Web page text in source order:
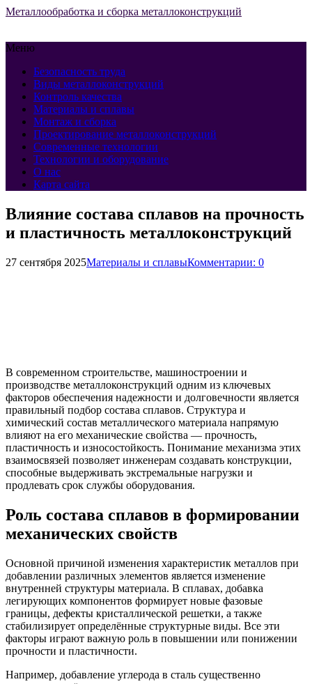
Металлообработка и сборка металлоконструкций
Меню
Безопасность труда
Виды металлоконструкций
Контроль качества
Материалы и сплавы
Монтаж и сборка
Проектирование металлоконструкций
Современные технологии
Технологии и оборудование
О нас
Карта сайта
Влияние состава сплавов на прочность
и пластичность металлоконструкций
27 сентября 2025Материалы и сплавыКомментарии: 0
В современном строительстве, машиностроении и
производстве металлоконструкций одним из ключевых
факторов обеспечения надежности и долговечности является
правильный подбор состава сплавов. Структура и
химический состав металлического материала напрямую
влияют на его механические свойства — прочность,
пластичность и износостойкость. Понимание механизма этих
взаимосвязей позволяет инженерам создавать конструкции,
способные выдерживать экстремальные нагрузки и
продлевать срок службы оборудования.
Роль состава сплавов в формировании
механических свойств
Основной причиной изменения характеристик металлов при
добавлении различных элементов является изменение
внутренней структуры материала. В сплавах, добавка
легирующих компонентов формирует новые фазовые
границы, дефекты кристаллической решетки, а также
стабилизирует определённые структурные виды. Все эти
факторы играют важную роль в повышении или понижении
прочности и пластичности.
Например, добавление углерода в сталь существенно